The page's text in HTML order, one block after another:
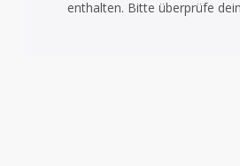
enthalten. Bitte überprüfe